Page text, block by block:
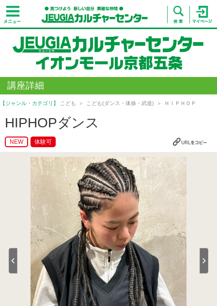
講座詳細
【ジャンル・カテゴリ】 こども こども(ダンス・体操・武道) ＨＩＰＨＯＰ
HIPHOPダンス
NEW 体験可